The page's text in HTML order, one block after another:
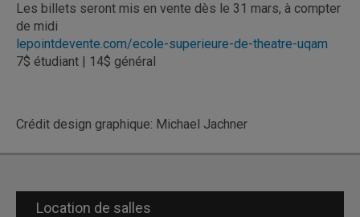
Les billets seront mis en vente dès le 31 mars, à compter
de midi
lepointdevente.com/ecole-superieure-de-theatre-uqam
7$ étudiant | 14$ général
Crédit design graphique: Michael Jachner
Location de salles